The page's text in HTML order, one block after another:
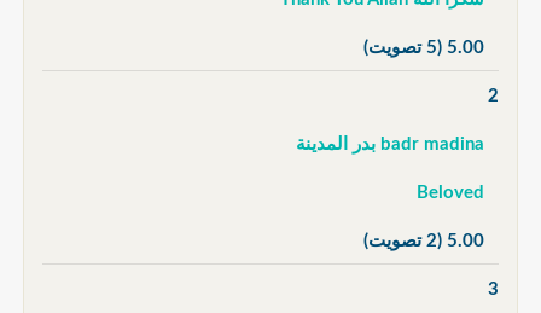
5.00 (5 تصويت)
2
badr madina بدر المدينة
Beloved
5.00 (2 تصويت)
3